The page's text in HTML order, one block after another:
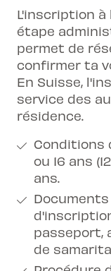
L'inscription
étape
permet de
confirmer ta
En Suisse,
service des
résidence.
Conditions
ou 16 ans
ans.
passeport,
de